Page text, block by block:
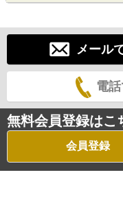
メール
電
無料会員登録はこ
会員登録